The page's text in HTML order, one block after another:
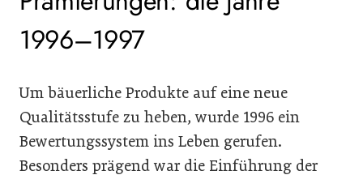
1996–1997
Um bäuerliche Produkte auf eine neue
Qualitätsstufe zu heben, wurde 1996 ein
Bewertungssystem ins Leben gerufen.
Besonders prägend war die Einführung der